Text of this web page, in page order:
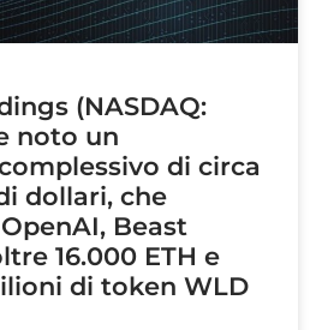
(NASDAQ:
noto un
di circa
dollari, che
Beast
16.000 ETH e
di token WLD